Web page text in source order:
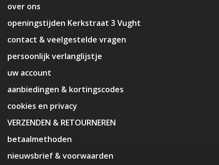
over ons
openingstijden Kerkstraat 3 Vught
contact & veelgestelde vragen
persoonlijk verlanglijstje
uw account
aanbiedingen & kortingscodes
cookies en privacy
VERZENDEN & RETOURNEREN
betaalmethoden
nieuwsbrief & voorwaarden